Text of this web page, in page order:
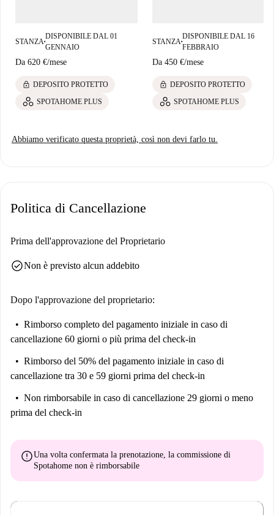
STANZA ■
DISPONIBILE DAL 01
GENNAIO
Da 620 €/mese
lock DEPOSITO PROTETTO
SPOTAHOME PLUS
STANZA ■
DISPONIBILE DAL 16
FEBBRAIO
Da 450 €/mese
lock DEPOSITO PROTETTO
SPOTAHOME PLUS
Abbiamo verificato questa proprietà, così non devi farlo tu.
Politica di Cancellazione
Prima dell'approvazione del Proprietario
check_circleNon è previsto alcun addebito
Dopo l'approvazione del proprietario:
Rimborso completo del pagamento iniziale in caso di
cancellazione 60 giorni o più prima del check-in
Rimborso del 50% del pagamento iniziale in caso di
cancellazione tra 30 e 59 giorni prima del check-in
Non rimborsabile in caso di cancellazione 29 giorni o meno
prima del check-in
errorUna volta confermata la prenotazione, la commissione di
Spotahome non è rimborsabile